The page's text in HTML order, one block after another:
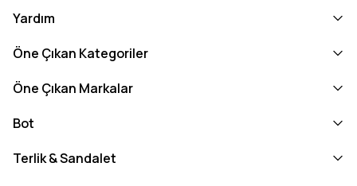
Yardım
Öne Çıkan Kategoriler
Öne Çıkan Markalar
Bot
Terlik & Sandalet